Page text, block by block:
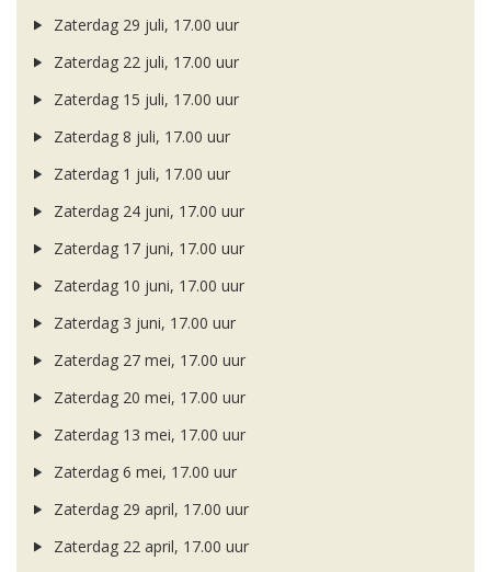
Zaterdag 29 juli, 17.00 uur
Zaterdag 22 juli, 17.00 uur
Zaterdag 15 juli, 17.00 uur
Zaterdag 8 juli, 17.00 uur
Zaterdag 1 juli, 17.00 uur
Zaterdag 24 juni, 17.00 uur
Zaterdag 17 juni, 17.00 uur
Zaterdag 10 juni, 17.00 uur
Zaterdag 3 juni, 17.00 uur
Zaterdag 27 mei, 17.00 uur
Zaterdag 20 mei, 17.00 uur
Zaterdag 13 mei, 17.00 uur
Zaterdag 6 mei, 17.00 uur
Zaterdag 29 april, 17.00 uur
Zaterdag 22 april, 17.00 uur